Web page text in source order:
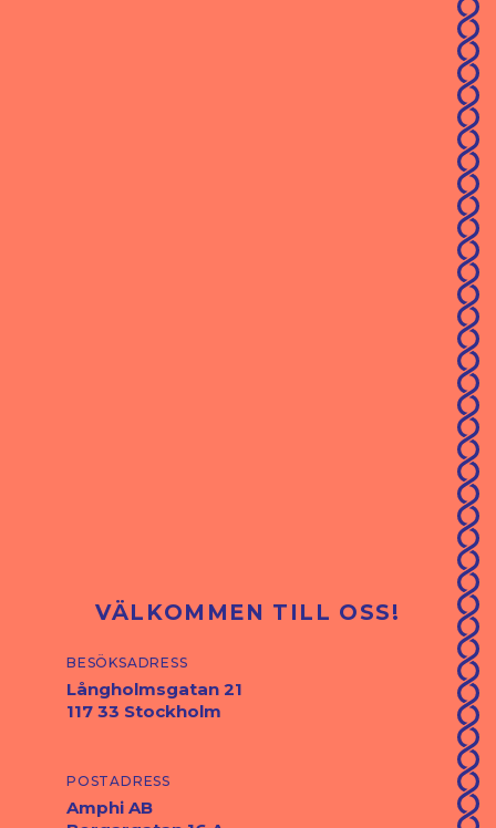
VÄLKOMMEN TILL OSS!
besöksadress
Långholmsgatan 21
117 33 Stockholm
postadress
Amphi AB